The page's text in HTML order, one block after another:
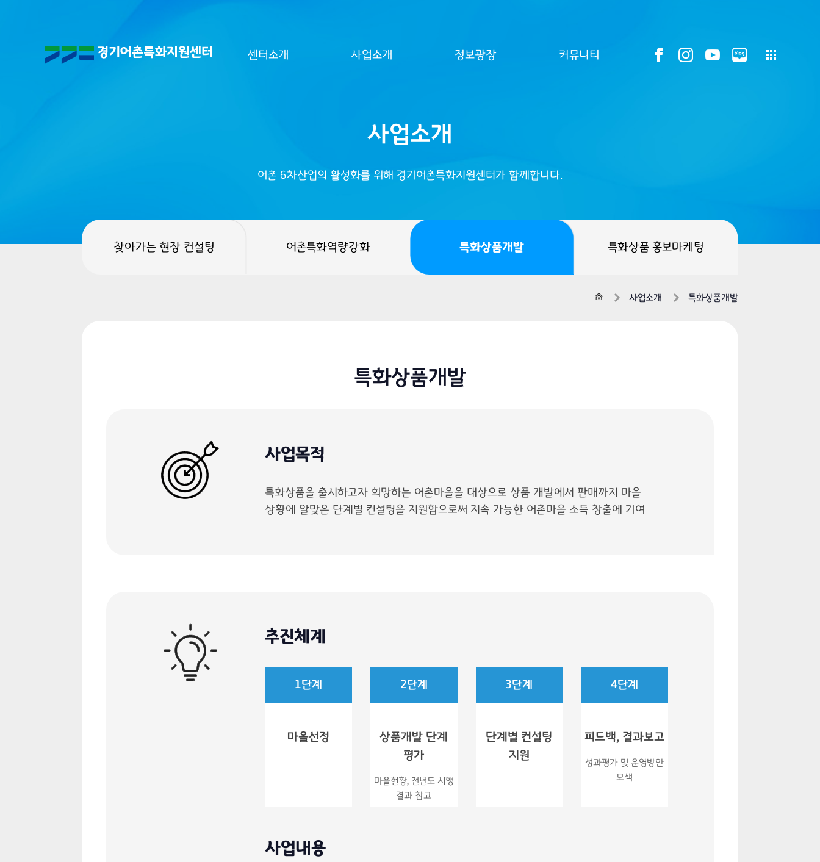
센터소개 사업소개 정보광장 커뮤니티
사업소개
어촌 6차산업의 활성화를 위해 경기어촌특화지원센터가 함께합니다.
찾아가는 현장 컨설팅 어촌특화역량강화 특화상품개발 특화상품 홍보마케팅
홈 사업소개 특화상품개발
특화상품개발
사업목적
특화상품을 출시하고자 희망하는 어촌마을을 대상으로 상품 개발에서 판매까지 마을
상황에 알맞은 단계별 컨설팅을 지원함으로써 지속 가능한 어촌마을 소득 창출에 기여
추진체계
1단계
마을선정
2단계
상품개발 단계
평가
마을현황, 전년도 시행
결과 참고
3단계
단계별 컨설팅
지원
4단계
피드백, 결과보고
성과평가 및 운영방안
모색
사업내용